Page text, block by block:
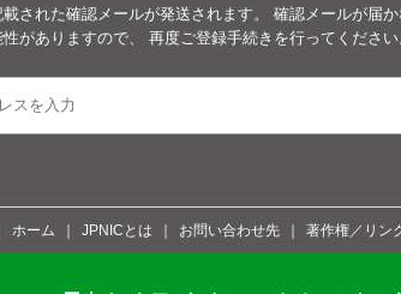
された確認メールが発送されます。 確認メールが届
がありますので、 再度ご登録手続きを行ってください
ホーム JPNICとは お問い合わせ先 著作権／リン